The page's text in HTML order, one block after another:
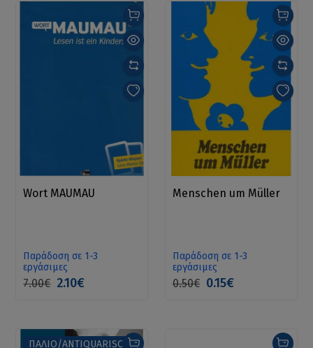
Wort MAUMAU
Παράδοση σε 1-3
εργάσιμες
7.00€ 2.10€
Menschen um Müller
Παράδοση σε 1-3
εργάσιμες
0.50€ 0.15€
ΠΑΛΙΟ/ANTIQUARISCH